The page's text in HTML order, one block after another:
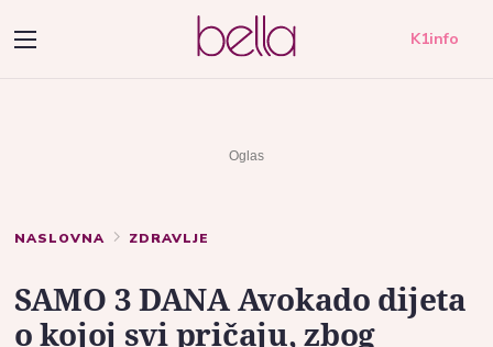
K1info
NASLOVNA ZDRAVLJE
SAMO 3 DANA Avokado dijeta
o kojoj svi pričaju, zbog